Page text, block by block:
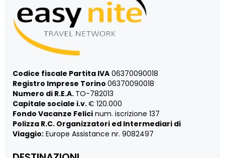
Codice fiscale Partita IVA 06370090018
Registro Imprese Torino 06370090018
Numero di R.E.A. TO-782013
Capitale sociale i.v.€ 120.000
Fondo Vacanze Felici num. iscrizione 137
Polizza R.C. Organizzatori ed Intermediari di
Viaggio: Europe Assistance nr. 9082497